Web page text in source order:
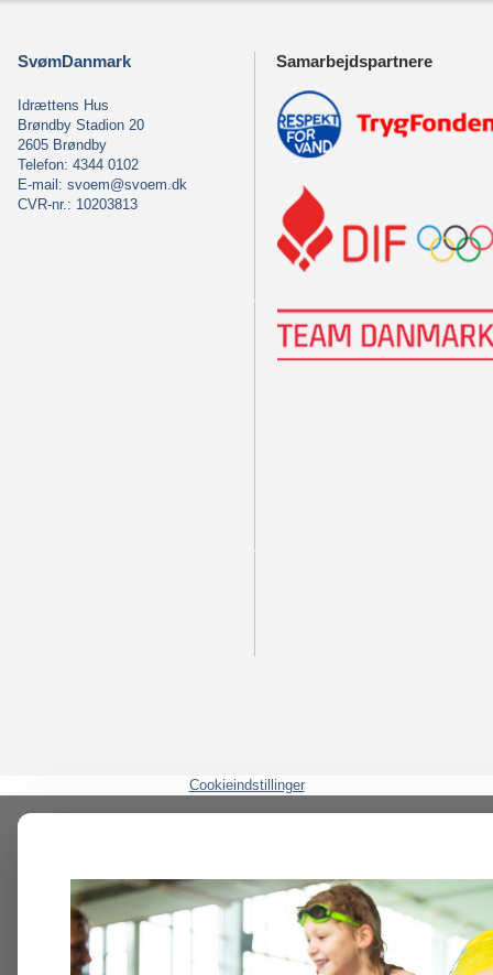
SvømDanmark
Idrættens Hus
Brøndby Stadion 20
2605 Brøndby
Telefon: 4344 0102
E-mail: svoem@svoem.dk
CVR-nr.: 10203813
Samarbejdspartnere
Cookieindstillinger